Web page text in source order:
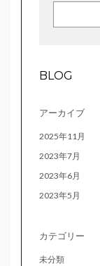
BLOG
アーカイブ
2025年11月
2023年7月
2023年6月
2023年5月
カテゴリー
未分類